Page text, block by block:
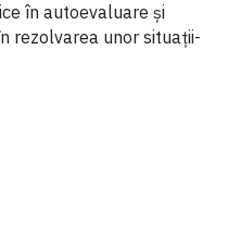
în autoevaluare și
rezolvarea unor situații-